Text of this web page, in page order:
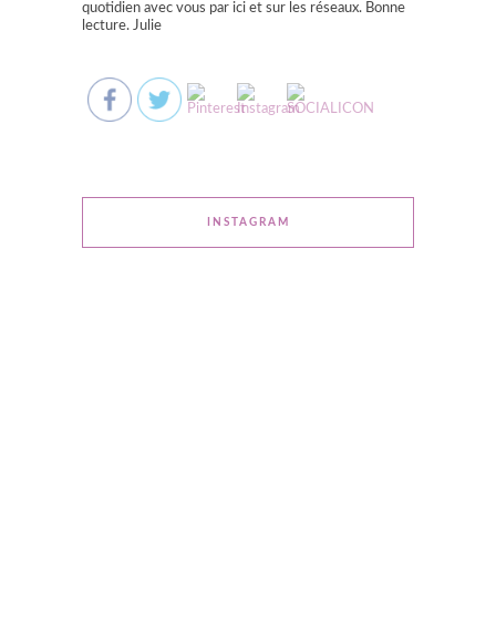
quotidien avec vous par ici et sur les réseaux. Bonne
lecture. Julie
INSTAGRAM